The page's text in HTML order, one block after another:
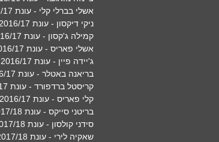
אשלי בברלי קלי - עונת 2016/17
ניקי דיקסון - עונת 2016/17
קמילה ג'קסון - עונת 2016/17
אשלי פאריס - עונת 2016/17
ג'יידה פיין - עונת 2016/17
בריאנה באטלר - עונת 2016/17
קריסטל ברדפורד - עונת 2016/17
קלי פאריס - עונת 2016/17
בריטני סייקס - עונת 2017/18
סידני קולסון - עונת 2017/18
שאקיה לירי - עונת 2017/18